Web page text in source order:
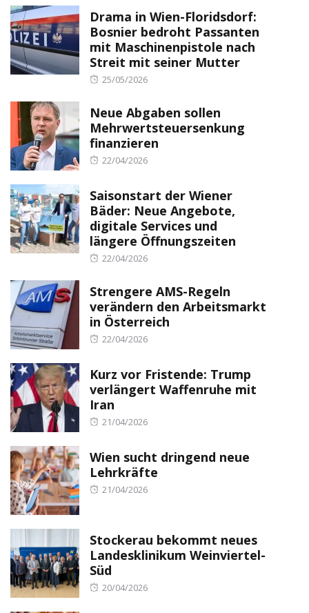
Drama in Wien-Floridsdorf:
Bosnier bedroht Passanten
mit Maschinenpistole nach
Streit mit seiner Mutter
Posted
25/05/2026
Neue Abgaben sollen
Mehrwertsteuersenkung
finanzieren
Posted
22/04/2026
Saisonstart der Wiener
Bäder: Neue Angebote,
digitale Services und
längere Öffnungszeiten
Posted
22/04/2026
Strengere AMS-Regeln
verändern den Arbeitsmarkt
in Österreich
Posted
22/04/2026
Kurz vor Fristende: Trump
verlängert Waffenruhe mit
Iran
Posted
21/04/2026
Wien sucht dringend neue
Lehrkräfte
Posted
21/04/2026
Stockerau bekommt neues
Landesklinikum Weinviertel-
Süd
Posted
20/04/2026